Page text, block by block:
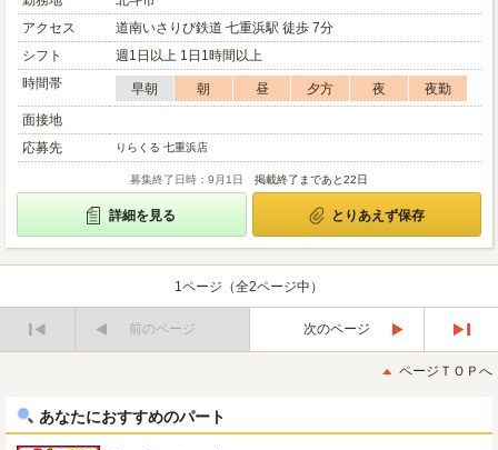
アクセス
道南いさりび鉄道 七重浜駅 徒歩 7分
シフト
週1日以上 1日1時間以上
時間帯
早朝 朝 昼 夕方 夜
夜勤
面接地
応募先
りらくる 七重浜店
募集終了日時：9月1日 掲載終了まであと22日
詳細を見る とりあえず保存
1ページ（全2ページ中）
前のページ
次のページ
後
ページＴＯＰへ
あなたにおすすめのパート